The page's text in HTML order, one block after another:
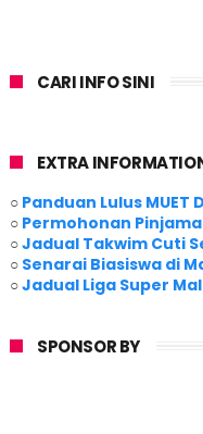
CARI INFO SINI
EXTRA
○ Panduan Lulus
○ Permohonan
○Jadual Takwim Cuti
○ Senarai Biasiswa di
○Jadual Liga Super
SPONSOR BY